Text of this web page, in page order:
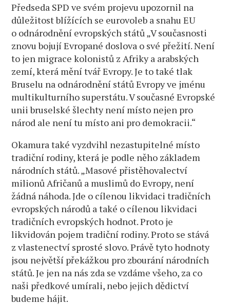
Předseda SPD ve svém projevu upozornil na
důležitost blížících se eurovoleb a snahu EU
o odnárodnění evropských států „V současnosti
znovu bojují Evropané doslova o své přežití. Není
to jen migrace kolonistů z Afriky a arabských
zemí, která mění tvář Evropy. Je to také tlak
Bruselu na odnárodnění států Evropy ve jménu
multikulturního superstátu. V současné Evropské
unii bruselské šlechty není místo nejen pro
národ ale není tu místo ani pro demokracii.“
Okamura také vyzdvihl nezastupitelné místo
tradiční rodiny, která je podle něho základem
národních států. „Masové přistěhovalectví
milionů Afričanů a muslimů do Evropy, není
žádná náhoda. Jde o cílenou likvidaci tradičních
evropských národů a také o cílenou likvidaci
tradičních evropských hodnot. Proto je
likvidován pojem tradiční rodiny. Proto se stává
z vlastenectví sprosté slovo. Právě tyto hodnoty
jsou největší překážkou pro zbourání národních
států. Je jen na nás zda se vzdáme všeho, za co
naši předkové umírali, nebo jejich dědictví
budeme hájit.